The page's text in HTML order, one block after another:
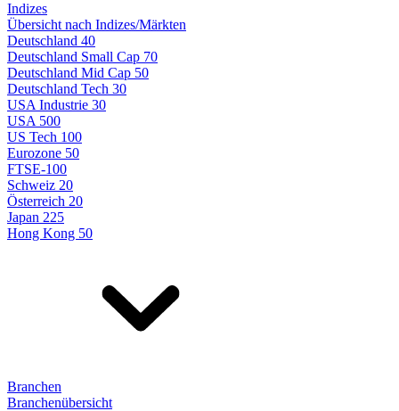
Indizes
Übersicht nach Indizes/Märkten
Deutschland 40
Deutschland Small Cap 70
Deutschland Mid Cap 50
Deutschland Tech 30
USA Industrie 30
USA 500
US Tech 100
Eurozone 50
FTSE-100
Schweiz 20
Österreich 20
Japan 225
Hong Kong 50
Branchen
Branchenübersicht